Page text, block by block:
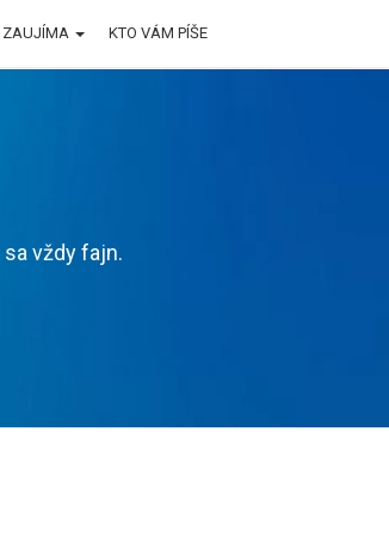
vždy fajn.
ZAUJÍMA KTO VÁM PÍŠE